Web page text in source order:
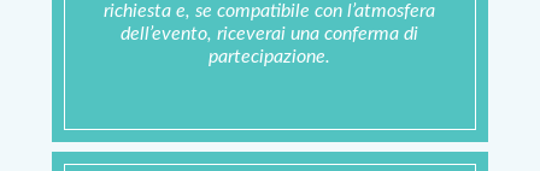
richiesta e, se compatibile con l’atmosfera
dell’evento, riceverai una conferma di
partecipazione.